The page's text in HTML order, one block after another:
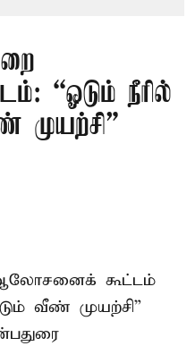
“ஓடும் நீரில்
–
கூட்டம்
வீண் முயற்சி”